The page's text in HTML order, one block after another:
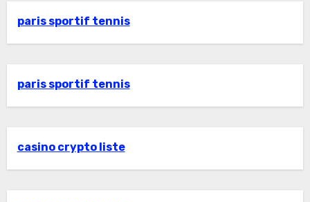
paris sportif tennis
paris sportif tennis
casino crypto liste